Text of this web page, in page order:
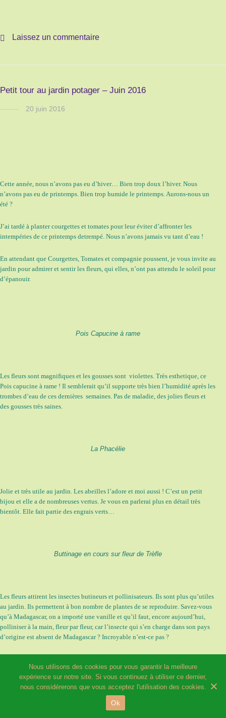
Laissez un commentaire
Petit tour au jardin potager – Juin 2016
20 juin 2016
Cette année, nous n’avons pas eu d’hiver… Bien trop doux l’hiver. Nous
n’avons pas eu de printemps. Bien trop humide le printemps. Aurons-nous un
été ?
J’ai tardé à planter courgettes et tomates pour leur éviter d’affronter les
intempéries de ce printemps detrempé. Nous n’avons jamais vu tant d’eau !
En attendant que Courgettes, Tomates et compagnie poussent, je vous invite au
jardin pour admirer et sentir les fleurs, qui elles, n’ont pas attendu le soleil pour
d’épanouir.
Pois Capucine à rame
Les fleurs sont magnifiques et les gousses sont violettes. Très esthetique, ce
Pois capucine à rame ! Il semblerait qu’il supporte très bien l’humidité après les
trombes d’eau de ces dernières semaines. Pas de maladie, des jolies fleurs et
des gousses très saines.
La Phacélie
Jolie et très utile au jardin. Les abeilles l’adore et moi aussi ! C’est un petit
bijou et elle a de nombreuses vertus. Je vous en parlerai plus en détail très
bientôt. Elle fait partie des engrais verts…
Buttinage en cours sur fleur de Trèfle
Les fleurs attirent les insectes butineurs et pollinisateurs. Ils sont plus qu’utiles
au jardin. Ils permettent à bon nombre de plantes de se reproduire. Savez-vous
qu’à Madagascar, on a importé une vanille et qu’il faut, encore aujourd’hui,
polliniser à la main, fleur par fleur, car l’insecte qui s’en charge dans son pays
d’origine est absent de Madagascar ? Incroyable n’est-ce pas ?
Nous utilisons des cookies pour vous garantir la meilleure
expérience sur notre site. Si vous continuez à utiliser ce dernier,
nous considérerons que vous acceptez l'utilisation des cookies.
Ok